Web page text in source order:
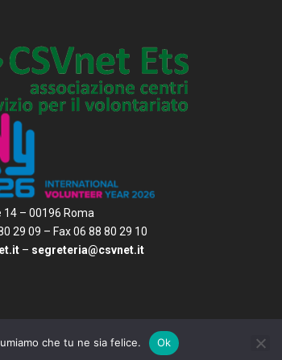
14 – 00196 Roma
29 09 – Fax 06 88 80 29 10
– segreteria@csvnet.it
Cookies Credits
che tu ne sia felice. Ok